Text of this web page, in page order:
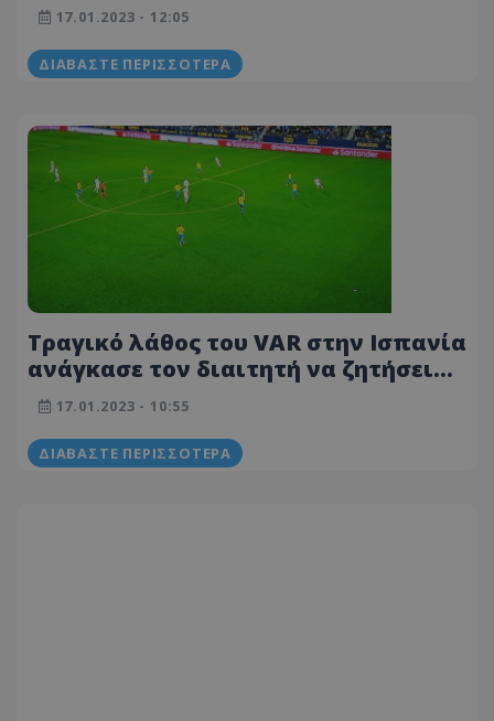
17.01.2023 - 12:05
ΔΙΑΒΆΣΤΕ ΠΕΡΙΣΣΌΤΕΡΑ
Τραγικό λάθος του VAR στην Ισπανία
ανάγκασε τον διαιτητή να ζητήσει
συγγνώμη για γκολ που μέτρησε
(ΦΩΤΟΓΡΑΦΙΕΣ)
17.01.2023 - 10:55
ΔΙΑΒΆΣΤΕ ΠΕΡΙΣΣΌΤΕΡΑ